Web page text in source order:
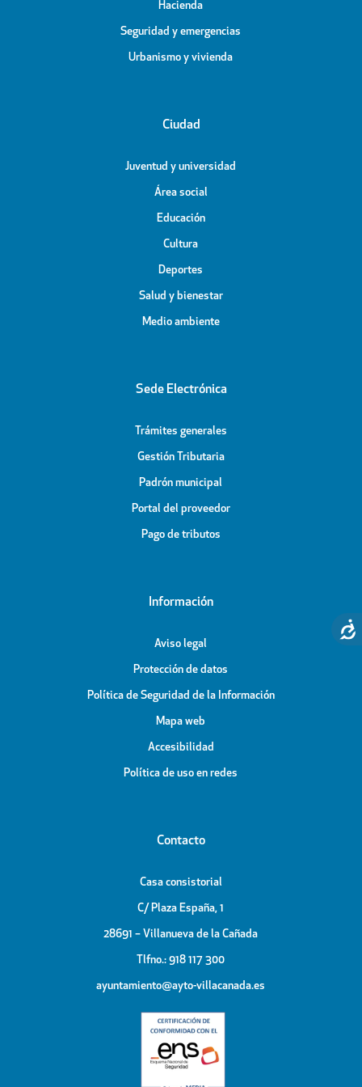
Hacienda
Seguridad y emergencias
Urbanismo y vivienda
Ciudad
Juventud y universidad
Área social
Educación
Cultura
Deportes
Salud y bienestar
Medio ambiente
Sede Electrónica
Trámites generales
Gestión Tributaria
Padrón municipal
Portal del proveedor
Pago de tributos
Información
Aviso legal
Protección de datos
Política de Seguridad de la Información
Mapa web
Accesibilidad
Política de uso en redes
Contacto
Casa consistorial
C/ Plaza España, 1
28691 – Villanueva de la Cañada
Tlfno.: 918 117 300
ayuntamiento@ayto-villacanada.es